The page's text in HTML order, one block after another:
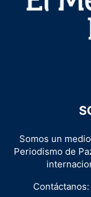
Somos un
Periodismo de
Contáctanos: